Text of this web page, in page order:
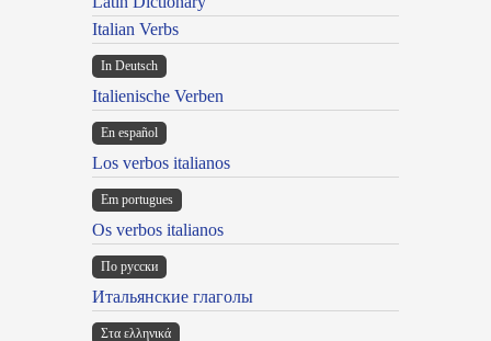
Italian Verbs
In Deutsch
Italienische Verben
En español
Los verbos italianos
Em portugues
Os verbos italianos
По русски
Итальянские глаголы
Στα ελληνικά